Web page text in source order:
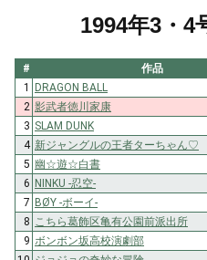
1994年3・4
# 作品
1 DRAGON BALL
2 影武者徳川家康
3 SLAM DUNK
4 新ジャングルの王者ターちゃん♡
5 幽☆遊☆白書
6 NINKU -忍空-
7 BØY -ボーイ-
8
こちら葛飾区亀有公園前派出所
9 ボンボン坂高校演劇部